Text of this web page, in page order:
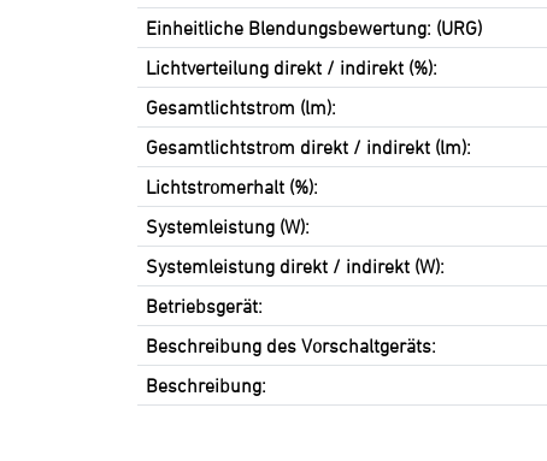
Einheitliche Blendungsbewertung: (URG)
Lichtverteilung direkt / indirekt (%):
Gesamtlichtstrom (lm):
Gesamtlichtstrom direkt / indirekt (lm):
Lichtstromerhalt (%):
Systemleistung (W):
Systemleistung direkt / indirekt (W):
Betriebsgerät:
Beschreibung des Vorschaltgeräts:
Beschreibung: